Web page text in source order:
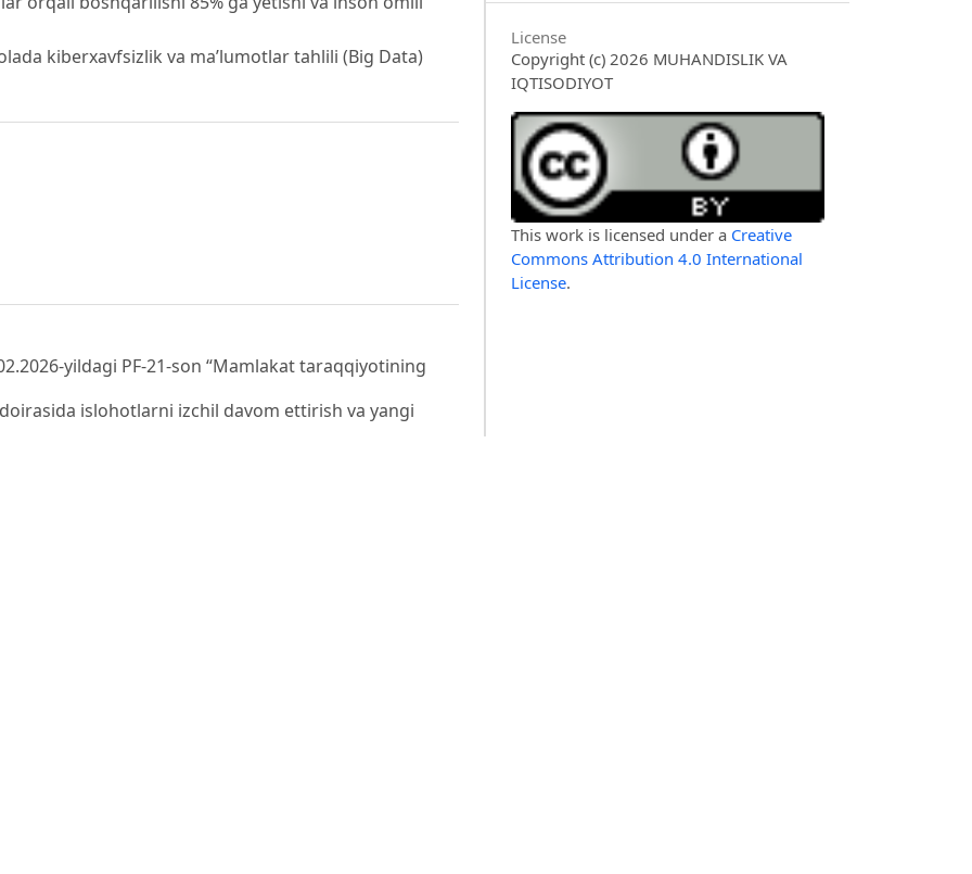
kiberxavfsizlik va ma’lumotlar tahlili (Big Data)
yildagi PF-21-son “Mamlakat taraqqiyotining
islohotlarni izchil davom ettirish va yangi
License
Copyright (c) 2026 MUHANDISLIK VA
IQTISODIYOT
This work is licensed under a Creative
Commons Attribution 4.0 International
License.